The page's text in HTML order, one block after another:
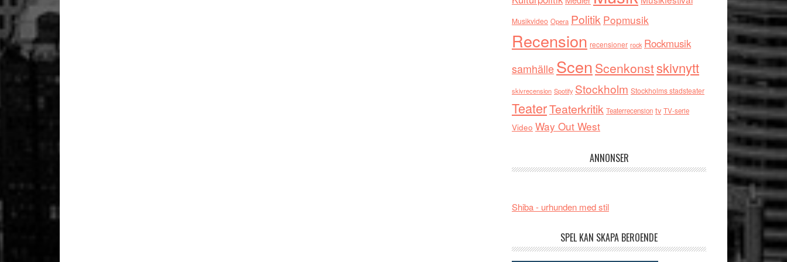
Musikvideo Opera Politik Popmusik
Recension recensioner rock Rockmusik
samhälleScen Scenkonstskivnytt
skivrecension Spotify Stockholm Stockholms stadsteater
TeaterTeaterkritik Teaterrecension tv TV-serie
Video Way Out West
ANNONSER
Shiba - urhunden med stil
SPEL KAN SKAPA BEROENDE